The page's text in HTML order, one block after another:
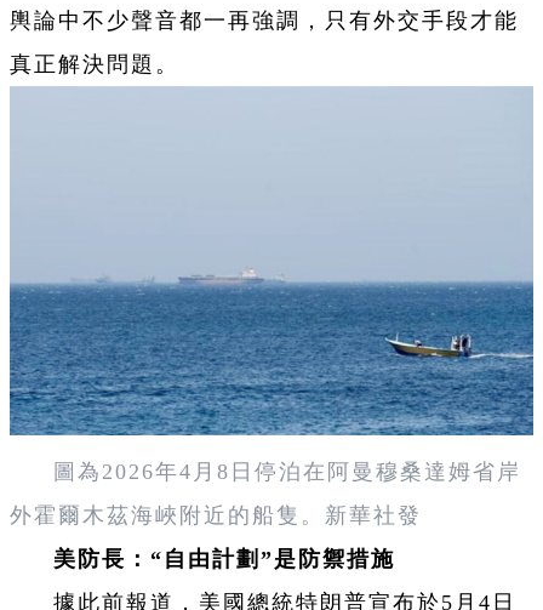
輿論中不少聲音都一再強調，只有外交手段才能
真正解決問題。
圖為2026年4月8日停泊在阿曼穆桑達姆省岸
外霍爾木茲海峽附近的船隻。新華社發
美防長：“自由計劃”是防禦措施
據此前報道，美國總統特朗普宣布於5月4日